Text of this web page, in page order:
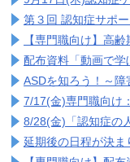
第３回 認知症サポ
【専門職向け】高
配布資料「動画で学
ASDを知ろう！～障
7/17(金)専門職向け
8/28(金)「認知症の
延期後の日程が決